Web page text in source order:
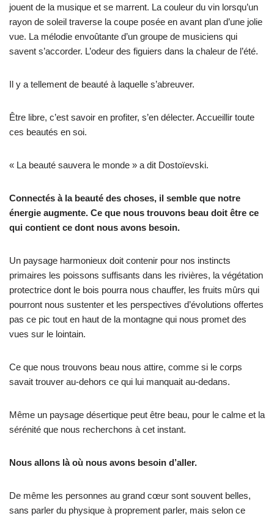
jouent de la musique et se marrent. La couleur du vin lorsqu’un
rayon de soleil traverse la coupe posée en avant plan d’une jolie
vue. La mélodie envoûtante d’un groupe de musiciens qui
savent s’accorder. L’odeur des figuiers dans la chaleur de l’été.
Il y a tellement de beauté à laquelle s’abreuver.
Être libre, c’est savoir en profiter, s’en délecter. Accueillir toute
ces beautés en soi.
« La beauté sauvera le monde » a dit Dostoïevski.
Connectés à la beauté des choses, il semble que notre
énergie augmente. Ce que nous trouvons beau doit être ce
qui contient ce dont nous avons besoin.
Un paysage harmonieux doit contenir pour nos instincts
primaires les poissons suffisants dans les rivières, la végétation
protectrice dont le bois pourra nous chauffer, les fruits mûrs qui
pourront nous sustenter et les perspectives d’évolutions offertes
pas ce pic tout en haut de la montagne qui nous promet des
vues sur le lointain.
Ce que nous trouvons beau nous attire, comme si le corps
savait trouver au-dehors ce qui lui manquait au-dedans.
Même un paysage désertique peut être beau, pour le calme et la
sérénité que nous recherchons à cet instant.
Nous allons là où nous avons besoin d’aller.
De même les personnes au grand cœur sont souvent belles,
sans parler du physique à proprement parler, mais selon ce